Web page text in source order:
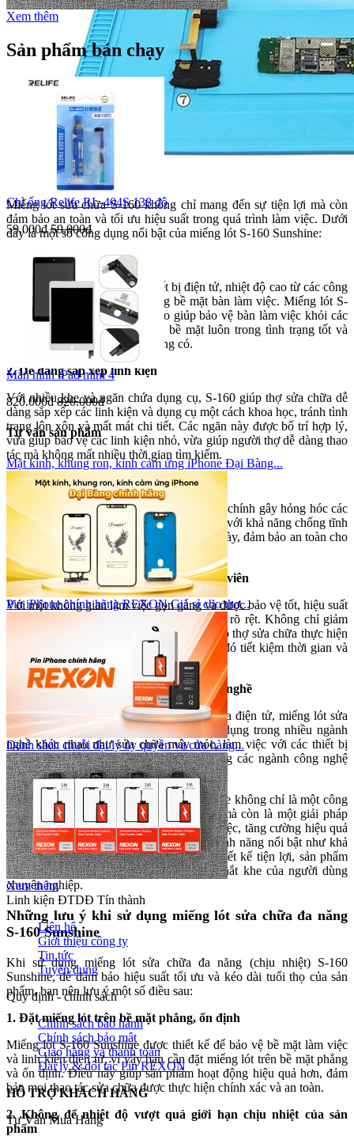
Miếng lót sửa chữa S-160 không chỉ mang đến sự tiện lợi mà còn
đảm bảo an toàn và tối ưu hiệu suất trong quá trình làm việc. Dưới
đây là một số công dụng nổi bật của miếng lót S-160 Sunshine:
1. Bảo vệ bề mặt làm việc
Khi thực hiện sửa chữa các thiết bị điện tử, nhiệt độ cao từ các công
cụ như mỏ hàn có thể làm hỏng bề mặt bàn làm việc. Miếng lót S-
160 với khả năng chịu nhiệt cao giúp bảo vệ bàn làm việc khỏi các
tác động tiêu cực này, giữ cho bề mặt luôn trong tình trạng tốt và
tránh những hư hỏng không đáng có.
2. Dễ dàng sắp xếp linh kiện
Với nhiều khe và ngăn chứa dụng cụ, S-160 giúp thợ sửa chữa dễ
dàng sắp xếp các linh kiện và dụng cụ một cách khoa học, tránh tình
trạng lộn xộn và mất mát chi tiết. Các ngăn này được bố trí hợp lý,
vừa giúp bảo vệ các linh kiện nhỏ, vừa giúp người thợ dễ dàng thao
tác mà không mất nhiều thời gian tìm kiếm.
3. Ngăn chặn phóng tĩnh điện
Tĩnh điện là một trong những nguyên nhân chính gây hỏng hóc các
linh kiện điện tử. Miếng lót sửa chữa S-160 với khả năng chống tĩnh
điện giúp bảo vệ các thiết bị khỏi nguy cơ này, đảm bảo an toàn cho
linh kiện trong suốt quá trình làm việc.
4. Tối ưu hiệu suất làm việc của kỹ thuật viên
Với một không gian làm việc gọn gàng và được bảo vệ tốt, hiệu suất
công việc của người thợ sẽ được nâng cao rõ rệt. Không chỉ giảm
thiểu rủi ro hư hỏng thiết bị, S-160 còn giúp thợ sửa chữa thực hiện
các thao tác nhanh hơn, chính xác hơn, từ đó tiết kiệm thời gian và
công sức.
5. Dễ ứng dụng trong hầu hết các ngành nghề
Không chỉ giới hạn trong lĩnh vực sửa chữa điện tử, miếng lót sửa
chữa đa năng S-160 còn có thể được sử dụng trong nhiều ngành
nghề khác nhau như sửa chữa máy móc, làm việc với các thiết bị
công nghiệp nhỏ gọn hay thậm chí là trong các ngành công nghệ
cao đòi hỏi sự chính xác và an toàn.
Miếng lót sửa chữa đa năng S-160 Sunshine không chỉ là một công
cụ hữu ích cho các thợ sửa chữa điện tử mà còn là một giải pháp
hoàn hảo giúp tối ưu hóa không gian làm việc, tăng cường hiệu quả
và bảo vệ an toàn cho linh kiện. Với các tính năng nổi bật như khả
năng chịu nhiệt cao, chống tĩnh điện và thiết kế tiện lợi, sản phẩm
này đáp ứng được hầu hết các yêu cầu khắt khe của người dùng
chuyên nghiệp.
Những lưu ý khi sử dụng miếng lót sửa chữa đa năng
S-160 Sunshine
Khi sử dụng miếng lót sửa chữa đa năng (chịu nhiệt) S-160
Sunshine, để đảm bảo hiệu suất tối ưu và kéo dài tuổi thọ của sản
phẩm, bạn nên lưu ý một số điều sau:
1. Đặt miếng lót trên bề mặt phẳng, ổn định
Miếng lót S-160 Sunshine được thiết kế để bảo vệ bề mặt làm việc
và linh kiện điện tử, vì vậy bạn cần đặt miếng lót trên bề mặt phẳng
và ổn định. Điều này giúp sản phẩm hoạt động hiệu quả hơn, đảm
bảo mọi thao tác sửa chữa được thực hiện chính xác và an toàn.
2. Không để nhiệt độ vượt quá giới hạn chịu nhiệt của sản
phẩm
Xem thêm
Sản phẩm bán chạy
Chì ống Relife RL-404S 138 độ
59.000đ59.000đ
Màn hình iPad mini 4
820.000đ820.000đ
Tư vấn sản phẩm
Mặt kính, khung ron, kính cảm ứng iPhone Đại Bàng...
Pin iPhone chính hãng REXON Giá sỉ cho thợ...
Danh sách chuỗi đại lý ủy quyền và cửa hàng...
Xem thêm
Linh kiện ĐTDĐ Tín thành
Liên hệ
Giới thiệu công ty
Tin tức
Tuyển dụng
Quy định - chính sách
Chính sách bảo hành
Chính sách bảo mật
Giao hàng và thanh toán
Đại lý & đối tác Pin REXON
HỖ TRỢ KHÁCH HÀNG
Tư Vấn Mua Hàng